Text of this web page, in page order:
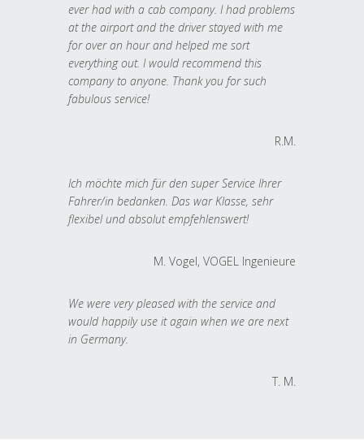
ever had with a cab company. I had problems
at the airport and the driver stayed with me
for over an hour and helped me sort
everything out. I would recommend this
company to anyone. Thank you for such
fabulous service!
R.M.
Ich möchte mich für den super Service Ihrer
Fahrer/in bedanken. Das war Klasse, sehr
flexibel und absolut empfehlenswert!
M. Vogel, VOGEL Ingenieure
We were very pleased with the service and
would happily use it again when we are next
in Germany.
T. M.